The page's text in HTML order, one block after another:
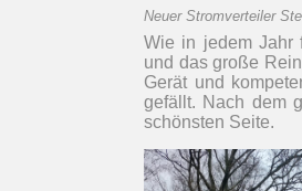
Neuer Stromverteiler
Wie in jedem Jahr
und das große
Gerät und
gefällt. Nach dem
schönsten Seite.